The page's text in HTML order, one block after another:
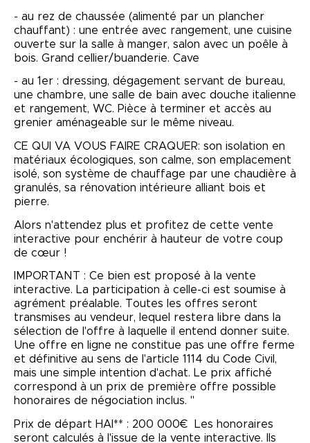
- au rez de chaussée (alimenté par un plancher
chauffant) : une entrée avec rangement, une cuisine
ouverte sur la salle à manger, salon avec un poêle à
bois. Grand cellier/buanderie. Cave
- au 1er : dressing, dégagement servant de bureau,
une chambre, une salle de bain avec douche italienne
et rangement, WC. Pièce à terminer et accès au
grenier aménageable sur le même niveau.
CE QUI VA VOUS FAIRE CRAQUER: son isolation en
matériaux écologiques, son calme, son emplacement
isolé, son système de chauffage par une chaudière à
granulés, sa rénovation intérieure alliant bois et
pierre.
Alors n'attendez plus et profitez de cette vente
interactive pour enchérir à hauteur de votre coup
de cœur !
IMPORTANT : Ce bien est proposé à la vente
interactive. La participation à celle-ci est soumise à
agrément préalable. Toutes les offres seront
transmises au vendeur, lequel restera libre dans la
sélection de l'offre à laquelle il entend donner suite.
Une offre en ligne ne constitue pas une offre ferme
et définitive au sens de l'article 1114 du Code Civil,
mais une simple intention d'achat. Le prix affiché
correspond à un prix de première offre possible
honoraires de négociation inclus. "
Prix de départ HAI** : 200 000€ Les honoraires
seront calculés à l'issue de la vente interactive. Ils